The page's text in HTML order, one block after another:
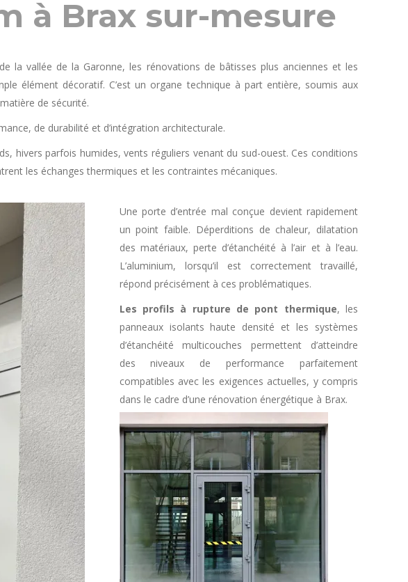
à Brax sur-mesure
la vallée de la Garonne, les rénovations de bâtisses plus anciennes et les
élément décoratif. C’est un organe technique à part entière, soumis aux
de sécurité.
de durabilité et d’intégration architecturale.
hivers parfois humides, vents réguliers venant du sud-ouest. Ces conditions
les échanges thermiques et les contraintes mécaniques.
Une porte d’entrée mal conçue devient rapidement
un point faible. Déperditions de chaleur, dilatation
des matériaux, perte d’étanchéité à l’air et à l’eau.
L’aluminium, lorsqu’il est correctement travaillé,
répond précisément à ces problématiques.
Les profils à rupture de pont thermique, les
panneaux isolants haute densité et les systèmes
d’étanchéité multicouches permettent d’atteindre
des niveaux de performance parfaitement
compatibles avec les exigences actuelles, y compris
dans le cadre d’une rénovation énergétique à Brax.